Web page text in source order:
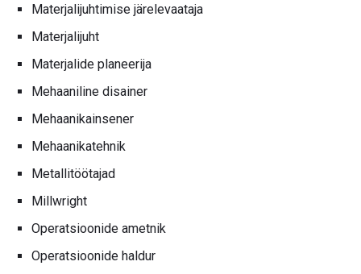
Materjalijuhtimise järelevaataja
Materjalijuht
Materjalide planeerija
Mehaaniline disainer
Mehaanikainsener
Mehaanikatehnik
Metallitöötajad
Millwright
Operatsioonide ametnik
Operatsioonide haldur